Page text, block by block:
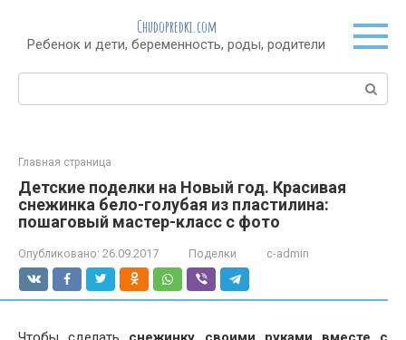
контенту
Chudopredki.com
Ребенок и дети, беременность, роды, родители
Поиск:
Главная страница
Детские поделки на Новый год. Красивая
снежинка бело-голубая из пластилина:
пошаговый мастер-класс с фото
Опубликовано: 26.09.2017 Поделки c-admin